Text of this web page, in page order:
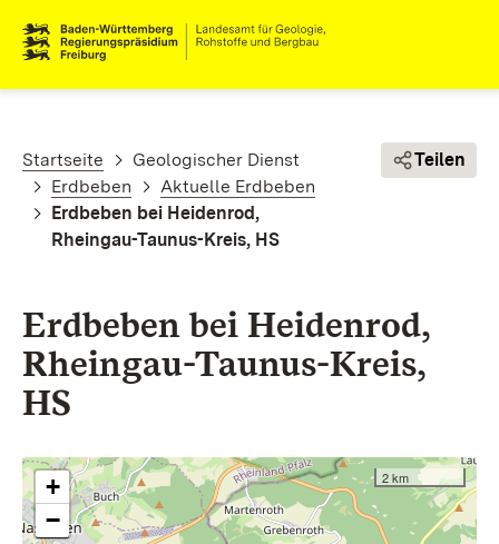
Pfadnavigation
Startseite
Geologischer Dienst
Erdbeben
Aktuelle Erdbeben
Erdbeben bei Heidenrod,
Rheingau-Taunus-Kreis, HS
Teilen
Erdbeben bei Heidenrod,
Rheingau-Taunus-Kreis,
HS
+
−
2 km